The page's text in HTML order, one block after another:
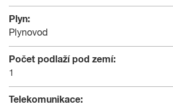
Plyn:
Plynovod
Počet podlaží pod zemí:
1
Telekomunikace: